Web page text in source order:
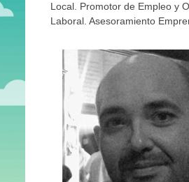
Local. Promotor de Empleo y
Laboral. Asesoramiento